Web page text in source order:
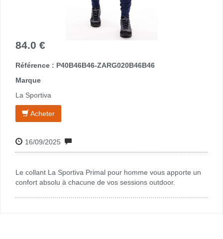
84.0 €
Référence : P40B46B46-ZARG020B46B46
Marque
La Sportiva
Acheter
16/09/2025
Le collant La Sportiva Primal pour homme vous apporte un
confort absolu à chacune de vos sessions outdoor.